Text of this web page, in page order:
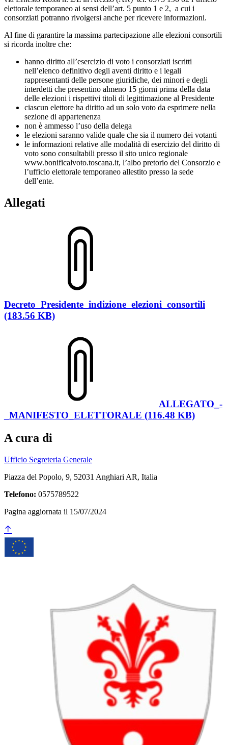
elettorale temporaneo ai sensi dell’art. 5 punto 1 e 2, a cui i
consorziati potranno rivolgersi anche per ricevere informazioni.
Al fine di garantire la massima partecipazione alle elezioni consortili
si ricorda inoltre che:
hanno diritto all’esercizio di voto i consorziati iscritti
nell’elenco definitivo degli aventi diritto e i legali
rappresentanti delle persone giuridiche, dei minori e degli
interdetti che presentino almeno 15 giorni prima della data
delle elezioni i rispettivi titoli di legittimazione al Presidente
ciascun elettore ha diritto ad un solo voto da esprimere nella
sezione di appartenenza
non è ammesso l’uso della delega
le elezioni saranno valide quale che sia il numero dei votanti
le informazioni relative alle modalità di esercizio del diritto di
voto sono consultabili presso il sito unico regionale
www.bonificalvoto.toscana.it, l’albo pretorio del Consorzio e
l’ufficio elettorale temporaneo allestito presso la sede
dell’ente.
Allegati
Decreto_Presidente_indizione_elezioni_consortili
(183.56 KB)
ALLEGATO_-
_MANIFESTO_ELETTORALE (116.48 KB)
A cura di
Ufficio Segreteria Generale
Piazza del Popolo, 9, 52031 Anghiari AR, Italia
Telefono: 0575789522
Pagina aggiornata il 15/07/2024